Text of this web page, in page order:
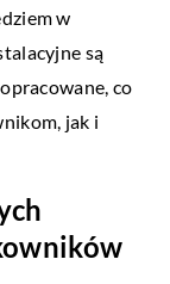
w
są
co
jak i